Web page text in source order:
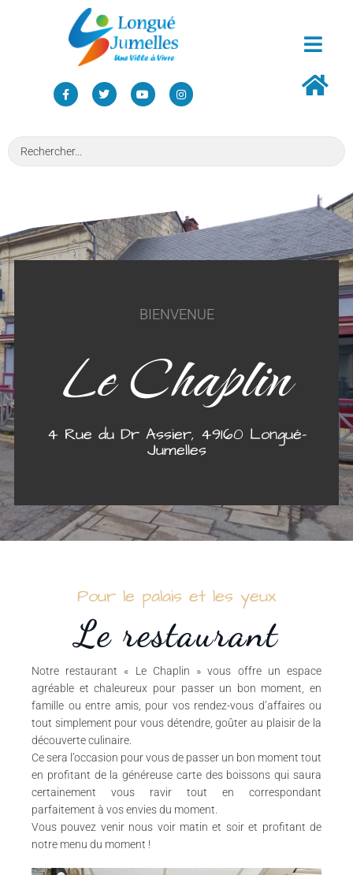
BIENVENUE
Le Chaplin
4 Rue du Dr Assier, 49160 Longué-
Jumelles
Pour le palais et les yeux
Le restaurant
Notre restaurant « Le Chaplin » vous offre un espace
agréable et chaleureux pour passer un bon moment, en
famille ou entre amis, pour vos rendez-vous d’affaires ou
tout simplement pour vous détendre, goûter au plaisir de la
découverte culinaire.
Ce sera l’occasion pour vous de passer un bon moment tout
en profitant de la généreuse carte des boissons qui saura
certainement vous ravir tout en correspondant
parfaitement à vos envies du moment.
Vous pouvez venir nous voir matin et soir et profitant de
notre menu du moment !